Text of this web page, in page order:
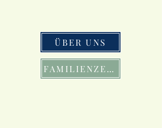
ÜBER UNS
FAMILIENZEIT